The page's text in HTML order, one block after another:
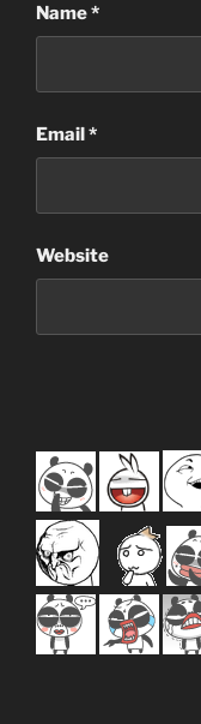
Name*
Email*
Website